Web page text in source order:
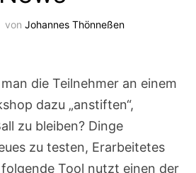
vonJohannes Thönneßen
die Teilnehmer an einem
dazu „anstiften“,
zu bleiben? Dinge
zu testen, Erarbeitetes
Tool nutzt einen der